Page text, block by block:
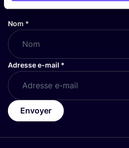
Nom *
Adresse e-mail *
Envoyer